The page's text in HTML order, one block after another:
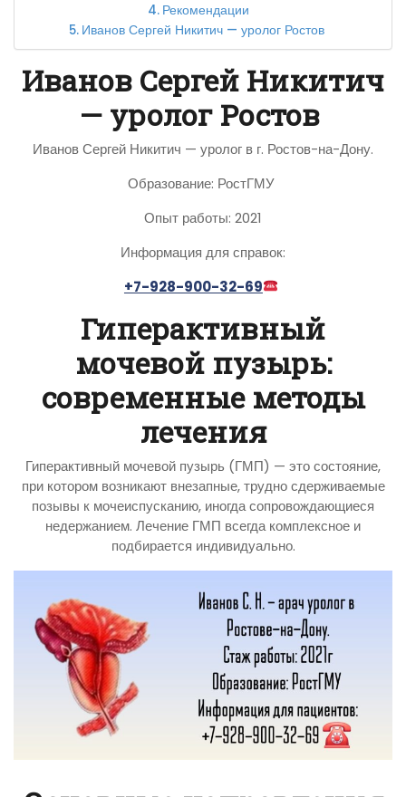
Рекомендации
Иванов Сергей Никитич — уролог Ростов
Иванов Сергей Никитич
— уролог Ростов
Иванов Сергей Никитич — уролог в г. Ростов-на-Дону.
Образование: РостГМУ
Опыт работы: 2021
Информация для справок:
+7-928-900-32-69
Гиперактивный
мочевой пузырь:
современные методы
лечения
Гиперактивный мочевой пузырь (ГМП) — это состояние,
при котором возникают внезапные, трудно сдерживаемые
позывы к мочеиспусканию, иногда сопровождающиеся
недержанием. Лечение ГМП всегда комплексное и
подбирается индивидуально.